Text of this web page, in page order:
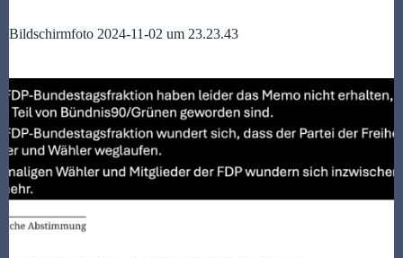
Bildschirmfoto 2024-11-02 um 23.23.43